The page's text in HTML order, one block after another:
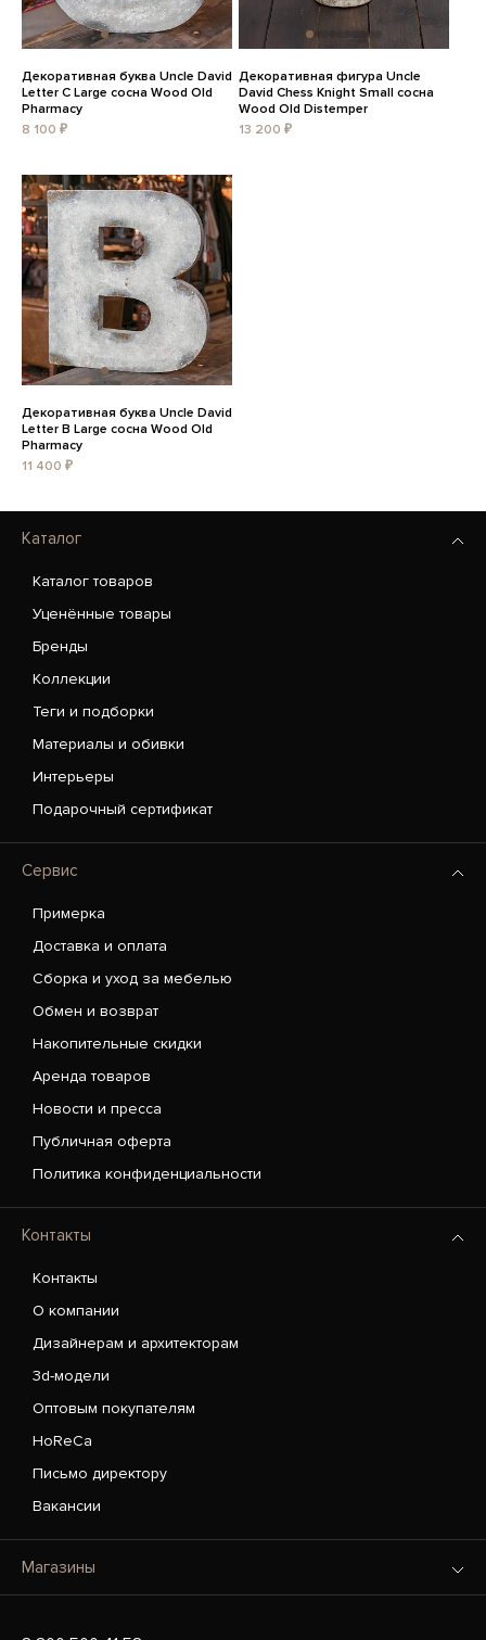
Декоративная буква Uncle David
Letter C Large сосна Wood Old
Pharmacy
8 100 ₽
Декоративная фигура Uncle
David Chess Knight Small сосна
Wood Old Distemper
13 200 ₽
Декоративная буква Uncle David
Letter B Large сосна Wood Old
Pharmacy
11 400 ₽
Каталог
Каталог товаров
Уценённые товары
Бренды
Коллекции
Теги и подборки
Материалы и обивки
Интерьеры
Подарочный сертификат
Сервис
Примерка
Доставка и оплата
Сборка и уход за мебелью
Обмен и возврат
Накопительные скидки
Аренда товаров
Новости и пресса
Публичная оферта
Политика конфиденциальности
Контакты
Контакты
О компании
Дизайнерам и архитекторам
3d-модели
Оптовым покупателям
HoReCa
Письмо директору
Вакансии
Магазины